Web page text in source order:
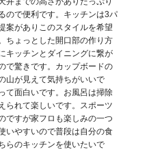
ので便利です。キッチンは3パ
案がありこのスタイルを希望
ちょっとした開口部の作り方
キッチンとダイニングに繋が
で驚きです。カップボードの
山が見えて気持ちがいいで
て面白いです。お風呂は掃除
られて楽しいです。スポーツ
ですが家フロも楽しみの一つ
いやすいので普段は自分の食
らのキッチンを使いたいで